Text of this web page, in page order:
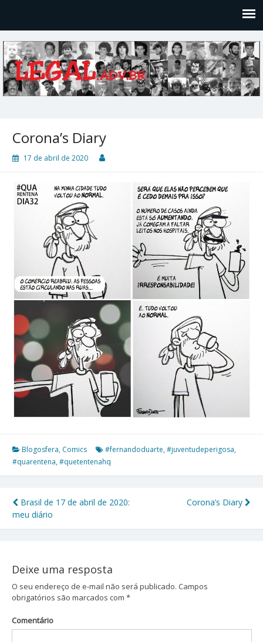
Corona’s Diary
17 de abril de 2020
Blogosfera, Comics #fernandoduarte,#juventudeperigosa,
#quarentena,#quetentenahq
Navegação
de
Brasil de 17 de abril de 2020:
meu diário
Corona’s Diary
Deixe uma resposta
O seu endereço de e-mail não será publicado. Campos
obrigatórios são marcados com *
Comentário